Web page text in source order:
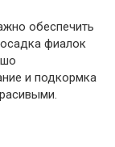
обеспечить
фиалок
и подкормка